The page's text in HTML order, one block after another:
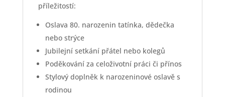
příležitostí:
Oslava 80. narozenin tatínka, dědečka
nebo strýce
Jubilejní setkání přátel nebo kolegů
Poděkování za celoživotní práci či přínos
Stylový doplněk k narozeninové oslavě s
rodinou